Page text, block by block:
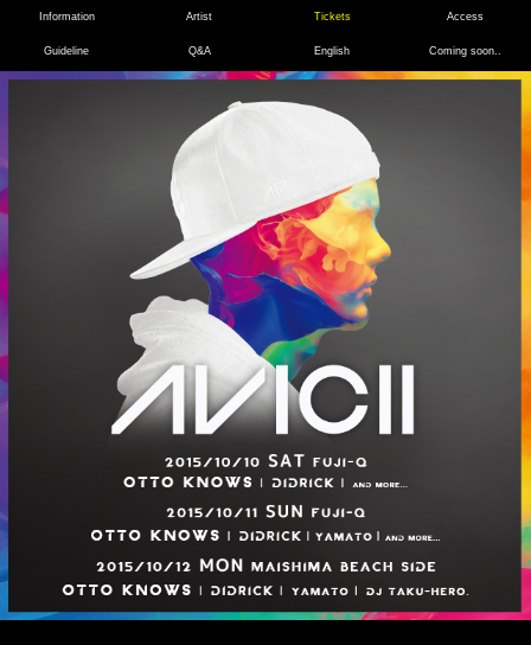
Information Artist Tickets Access
Guideline Q&A English Coming soon..